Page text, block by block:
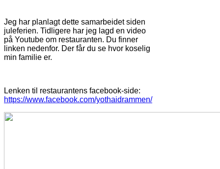
Jeg har planlagt dette samarbeidet siden
juleferien. Tidligere har jeg lagd en video
på Youtube om restauranten. Du finner
linken nedenfor. Der får du se hvor koselig
min familie er.
Lenken til restaurantens facebook-side:
https://www.facebook.com/yothaidrammen/